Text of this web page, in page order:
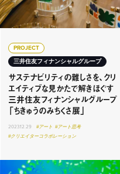
PROJECT
三井住友フィナンシャルグループ
サステナビリティの難しさを、クリ
エイティブな見かたで解きほぐす
三井住友フィナンシャルグループ
「ちきゅうのみちくさ展」
2023.12.29 #アート #アート思考
#クリエイターコラボレーション